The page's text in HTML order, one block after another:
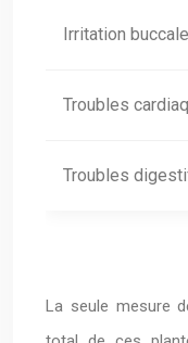
Irritation
Troubles
Troubles
La seule mesure